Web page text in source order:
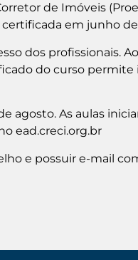
de Imóveis
em junho
dos profissionais.
do curso
agosto. As aulas
ead.creci.org.br
e possuir e-mail